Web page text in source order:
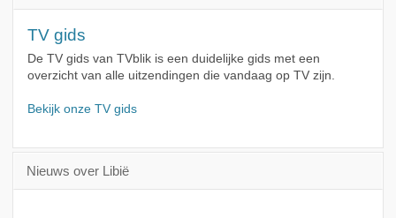
TV gids
De TV gids van TVblik is een duidelijke gids met een
overzicht van alle uitzendingen die vandaag op TV zijn.
Bekijk onze TV gids
Nieuws over Libië